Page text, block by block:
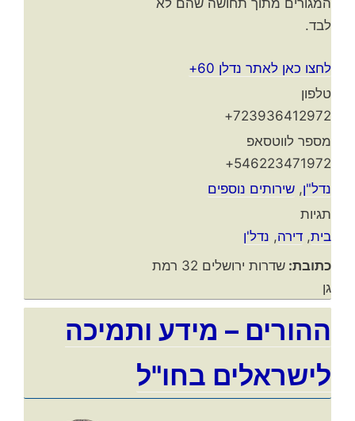
המגורים מתוך תחושה שהם לא
לבד.
לחצו כאן לאתר נדלן 60+
טלפון
723936412972+
מספר לווטסאפ
546223471972+
נדל"ן, שירותים נוספים
תגיות
בית, דירה, נדל'ן
כתובת:
שדרות ירושלים 32 רמת
גן
ההורים – מידע ותמיכה
לישראלים בחו"ל